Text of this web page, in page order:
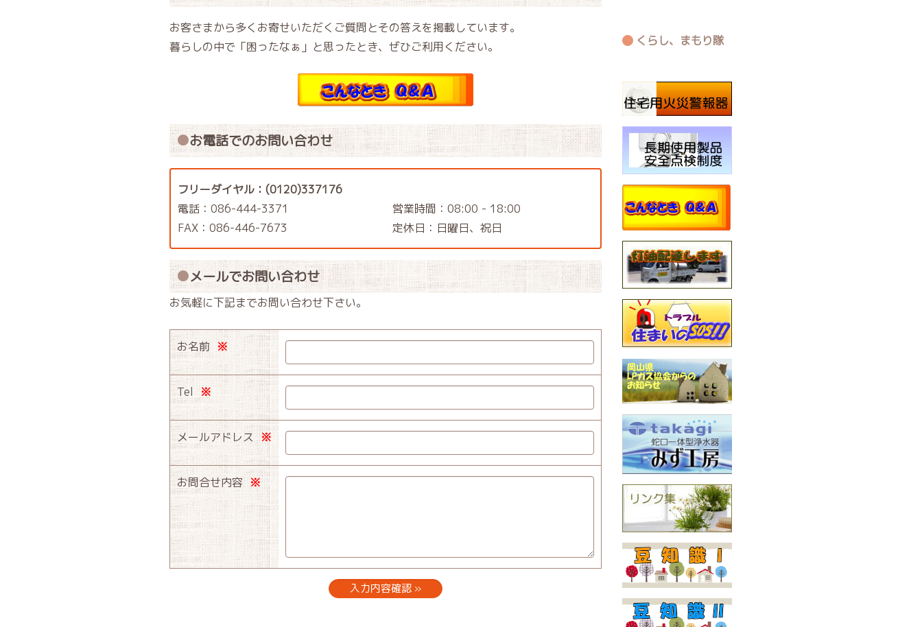
お客さまから多くお寄せいただくご質問とその答えを掲載しています。
暮らしの中で「困ったなぁ」と思ったとき、ぜひご利用ください。
お電話でのお問い合わせ
フリーダイヤル：(0120)337176
電話：086-444-3371
FAX：086-446-7673
営業時間：08:00 - 18:00
定休日：日曜日、祝日
メールでお問い合わせ
お気軽に下記までお問い合わせ下さい。
お名前 ※
Tel ※
メールアドレス ※
お問合せ内容 ※
くらし、まもり隊